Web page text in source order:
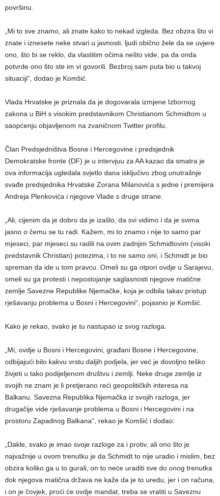
površinu.
„Mi to sve znamo, ali znate kako to nekad izgleda. Bez obzira što vi
znate i iznesete neke stvari u javnosti, ljudi obično žele da se uvjere
ono, što bi se reklo, da vlastitim očima nešto vide, pa da onda
potvrde ono što ste im vi govorili. Bezbroj sam puta bio u takvoj
situaciji“, dodao je Komšić.
Vlada Hrvatske je priznala da je dogovarala izmjene Izbornog
zakona u BiH s visokim predstavnikom Christianom Schmidtom u
saopćenju objavljenom na zvaničnom Twitter profilu.
Član Predsjedništva Bosne i Hercegovine i predsjednik
Demokratske fronte (DF) je u intervjuu za AA kazao da smatra je
ova informacija ugledala svjetlo dana isključivo zbog unutrašnje
svađe predsjednika Hrvatske Zorana Milanovića s jedne i premijera
Andreja Plenkovića i njegove Vlade s druge strane.
„Ali, cijenim da je dobro da je izašlo, da svi vidimo i da je svima
jasno o čemu se tu radi. Kažem, mi to znamo i nije to samo par
mjeseci, par mjeseci su radili na ovim zadnjim Schmidtovim (visoki
predstavnik Christian) potezima, i to ne samo oni, i Schmidt je bio
spreman da ide u tom pravcu. Omeli su ga otpori ovdje u Sarajevu,
omeli su ga protesti i nepostojanje saglasnosti njegove matične
zemlje Savezne Republike Njemačke, koja je odbila takav pristup
rješavanju problema u Bosni i Hercegovini“, pojasnio je Komšić.
Kako je rekao, svako je tu nastupao iz svog razloga.
„Mi, ovdje u Bosni i Hercegovini, građani Bosne i Hercegovine,
odbijajući bilo kakvu vrstu daljih podjela, jer već je dovoljno teško
živjeti u tako podijeljenom društvu i zemlji. Neke druge zemlje iz
svojih ne znam je li pretjerano reći geopolitičkih interesa na
Balkanu. Savezna Republika Njemačka iz svojih razloga, jer
drugačije vide rješavanje problema u Bosni i Hercegovini i na
prostoru Zapadnog Balkana“, rekao je Komšić i dodao:
„Dakle, svako je imao svoje razloge za i protiv, ali ono što je
najvažnije u ovom trenutku je da Schmidt to nije uradio i mislim, bez
obzira koliko ga u to gurali, on to neće uraditi sve do onog trenutka
dok njegova matična država ne kaže da je to uredu, jer i on računa,
i on je čovjek, proći će ovdje mandat, treba se vratiti u Saveznu